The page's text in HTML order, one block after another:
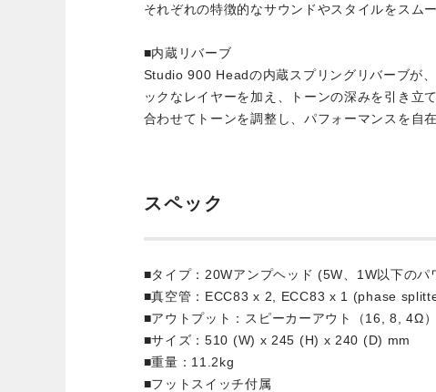
それぞれの特徴的なサウンドやスタイルをスム
■内蔵リバーブ
Studio 900 Headの内蔵スプリングリバーブが
ックなレイヤーを加え、トーンの深みを引き立
合わせてトーンを調整し、パフォーマンスを自
スペック
■タイプ：20Wアンプヘッド (5W、1W以下のパ
■真空管：ECC83 x 2, ECC83 x 1 (phase
■アウトプット：スピーカーアウト（16, 8, 4Ω
■サイズ：510 (W) x 245 (H) x 240 (D) mm
■重量：11.2kg
■フットスイッチ付属